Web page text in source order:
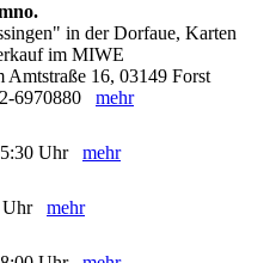
in der Dorfaue, Karten
im MIWE
Amtstraße 16, 03149 Forst
6970880 mehr
Uhr mehr
Uhr mehr